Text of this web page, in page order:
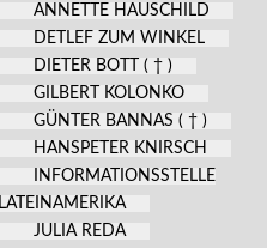
ANNETTE HAUSCHILD
DETLEF ZUM WINKEL
DIETER BOTT ( † )
GILBERT KOLONKO
GÜNTER BANNAS ( † )
HANSPETER KNIRSCH
INFORMATIONSSTELLE
LATEINAMERIKA
JULIA REDA